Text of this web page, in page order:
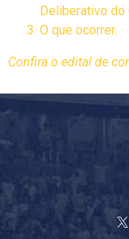
Deliberativo do
O que ocorrer.
Confira o edital de